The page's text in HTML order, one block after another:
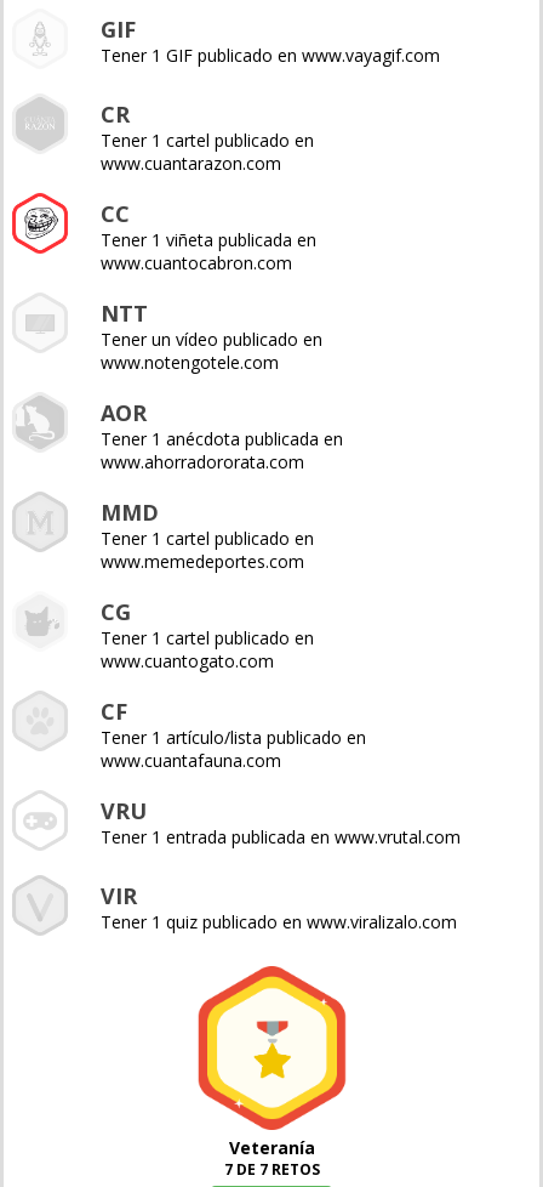
GIF
Tener 1 GIF publicado en www.vayagif.com
CR
Tener 1 cartel publicado en
www.cuantarazon.com
CC
Tener 1 viñeta publicada en
www.cuantocabron.com
NTT
Tener un vídeo publicado en
www.notengotele.com
AOR
Tener 1 anécdota publicada en
www.ahorradororata.com
MMD
Tener 1 cartel publicado en
www.memedeportes.com
CG
Tener 1 cartel publicado en
www.cuantogato.com
CF
Tener 1 artículo/lista publicado en
www.cuantafauna.com
VRU
Tener 1 entrada publicada en www.vrutal.com
VIR
Tener 1 quiz publicado en www.viralizalo.com
Veteranía
7 DE 7 RETOS